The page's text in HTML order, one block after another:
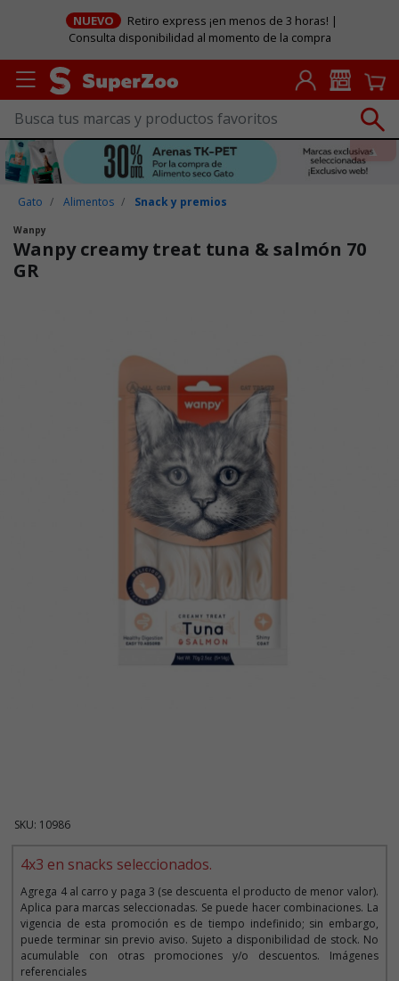
NUEVO
Retiro express ¡en menos de 3 horas! |
Consulta disponibilidad al momento de la compra
Gato Alimentos Snack y premios
Wanpy
Wanpy creamy treat tuna & salmón 70
GR
SKU: 10986
4x3 en snacks seleccionados.
Agrega 4 al carro y paga 3 (se descuenta el producto de menor valor).
Aplica para marcas seleccionadas. Se puede hacer combinaciones. La
vigencia de esta promoción es de tiempo indefinido; sin embargo,
puede terminar sin previo aviso. Sujeto a disponibilidad de stock. No
acumulable con otras promociones y/o descuentos. Imágenes
referenciales